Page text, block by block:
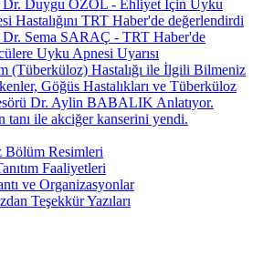
Dr. Duygu ÖZOL - Ehliyet İçin Uyku
Hastalığını TRT Haber'de değerlendirdi
Sema SARAÇ - TRT Haber'de
Uyku Apnesi Uyarısı
(Tüberküloz) Hastalığı ile İlgili Bilmeniz
Göğüs Hastalıkları ve Tüberküloz
Dr. Aylin BABALIK Anlatıyor.
tanı ile akciğer kanserini yendi.
Bölüm Resimleri
Faaliyetleri
ve Organizasyonlar
Teşekkür Yazıları